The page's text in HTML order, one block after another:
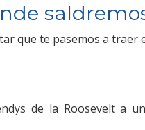
que te pasemos a traer
de la Roosevelt a